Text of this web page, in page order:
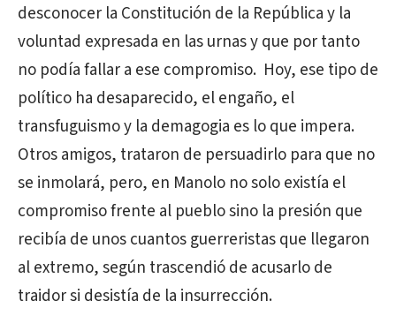
desconocer la Constitución de la República y la
voluntad expresada en las urnas y que por tanto
no podía fallar a ese compromiso. Hoy, ese tipo de
político ha desaparecido, el engaño, el
transfuguismo y la demagogia es lo que impera.
Otros amigos, trataron de persuadirlo para que no
se inmolará, pero, en Manolo no solo existía el
compromiso frente al pueblo sino la presión que
recibía de unos cuantos guerreristas que llegaron
al extremo, según trascendió de acusarlo de
traidor si desistía de la insurrección.